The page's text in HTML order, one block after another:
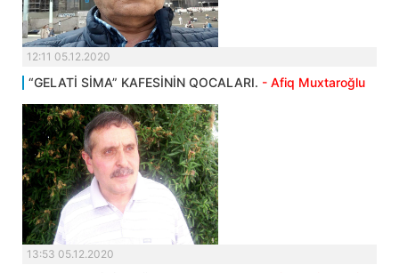
12:11 05.12.2020
“GELATİ SİMA” KAFESİNİN QOCALARI. - Afiq Muxtaroğlu
13:53 05.12.2020